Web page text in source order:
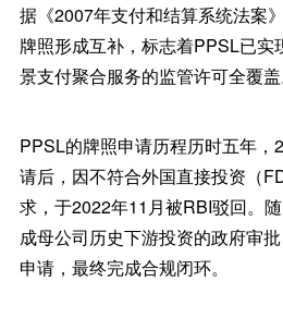
据《2007年支付和结算系统法案
牌照形成互补，标志着PPSL已实
景支付聚合服务的监管许可全覆盖
PPSL的牌照申请历程历时五年，
请后，因不符合外国直接投资（
求，于2022年11月被RBI驳回。
成母公司历史下游投资的政府审
申请，最终完成合规闭环。